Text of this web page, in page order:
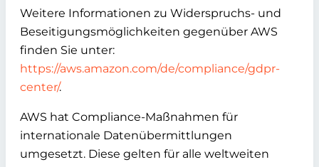
Weitere Informationen zu Widerspruchs- und
Beseitigungsmöglichkeiten gegenüber AWS
finden Sie unter:
https://aws.amazon.com/de/compliance/gdpr-
center/.
AWS hat Compliance-Maßnahmen für
internationale Datenübermittlungen
umgesetzt. Diese gelten für alle weltweiten